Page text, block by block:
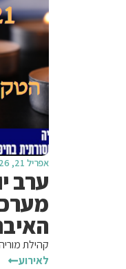
אפריל 21, 2026
ערב
קהילת
לאירוע